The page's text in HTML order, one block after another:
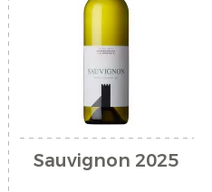
Sauvignon 2025